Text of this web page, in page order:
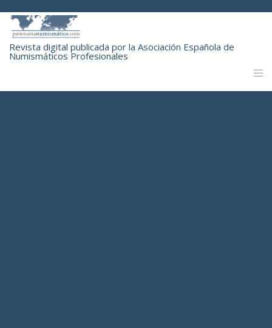
Revista digital publicada por la Asociación Española de
Numismáticos Profesionales